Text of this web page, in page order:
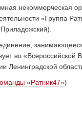
некоммерческая
«Группа
во
Ленинградской
«Ратник47»)